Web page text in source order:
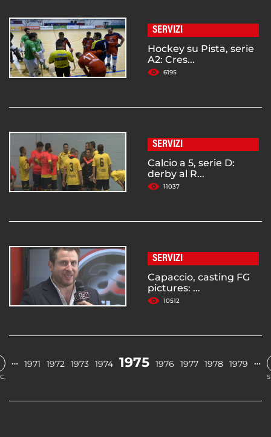
SERVIZI
Hockey su Pista, serie
A2: Cres...
6195
SERVIZI
Calcio a 5, serie D:
derby al R...
11037
SERVIZI
Capaccio, casting FG
pictures: ...
10512
… 1971 1972 1973 1974 1975 1976 1977 1978 1979 …